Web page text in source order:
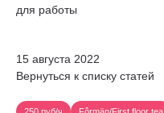
для работы
15 августа 2022
Вернуться к списку статей